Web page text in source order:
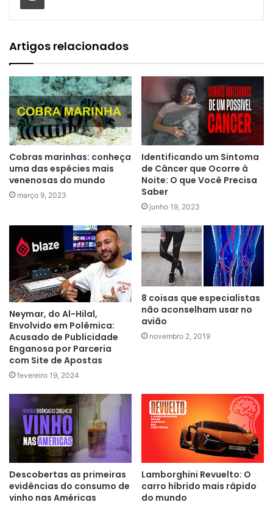
Artigos relacionados
Cobras marinhas: conheça
uma das espécies mais
venenosas do mundo
março 9, 2023
Identificando um Sintoma
de Câncer que Ocorre à
Noite: O que Você Precisa
Saber
junho 19, 2023
Neymar, do Al-Hilal,
Envolvido em Polêmica:
Acusado de Publicidade
Enganosa por Parceria
com Site de Apostas
fevereiro 19, 2024
8 coisas que especialistas
não aconselham usar no
avião
novembro 2, 2019
Descobertas as primeiras
evidências do consumo de
vinho nas Américas
Lamborghini Revuelto: O
carro híbrido mais rápido
do mundo